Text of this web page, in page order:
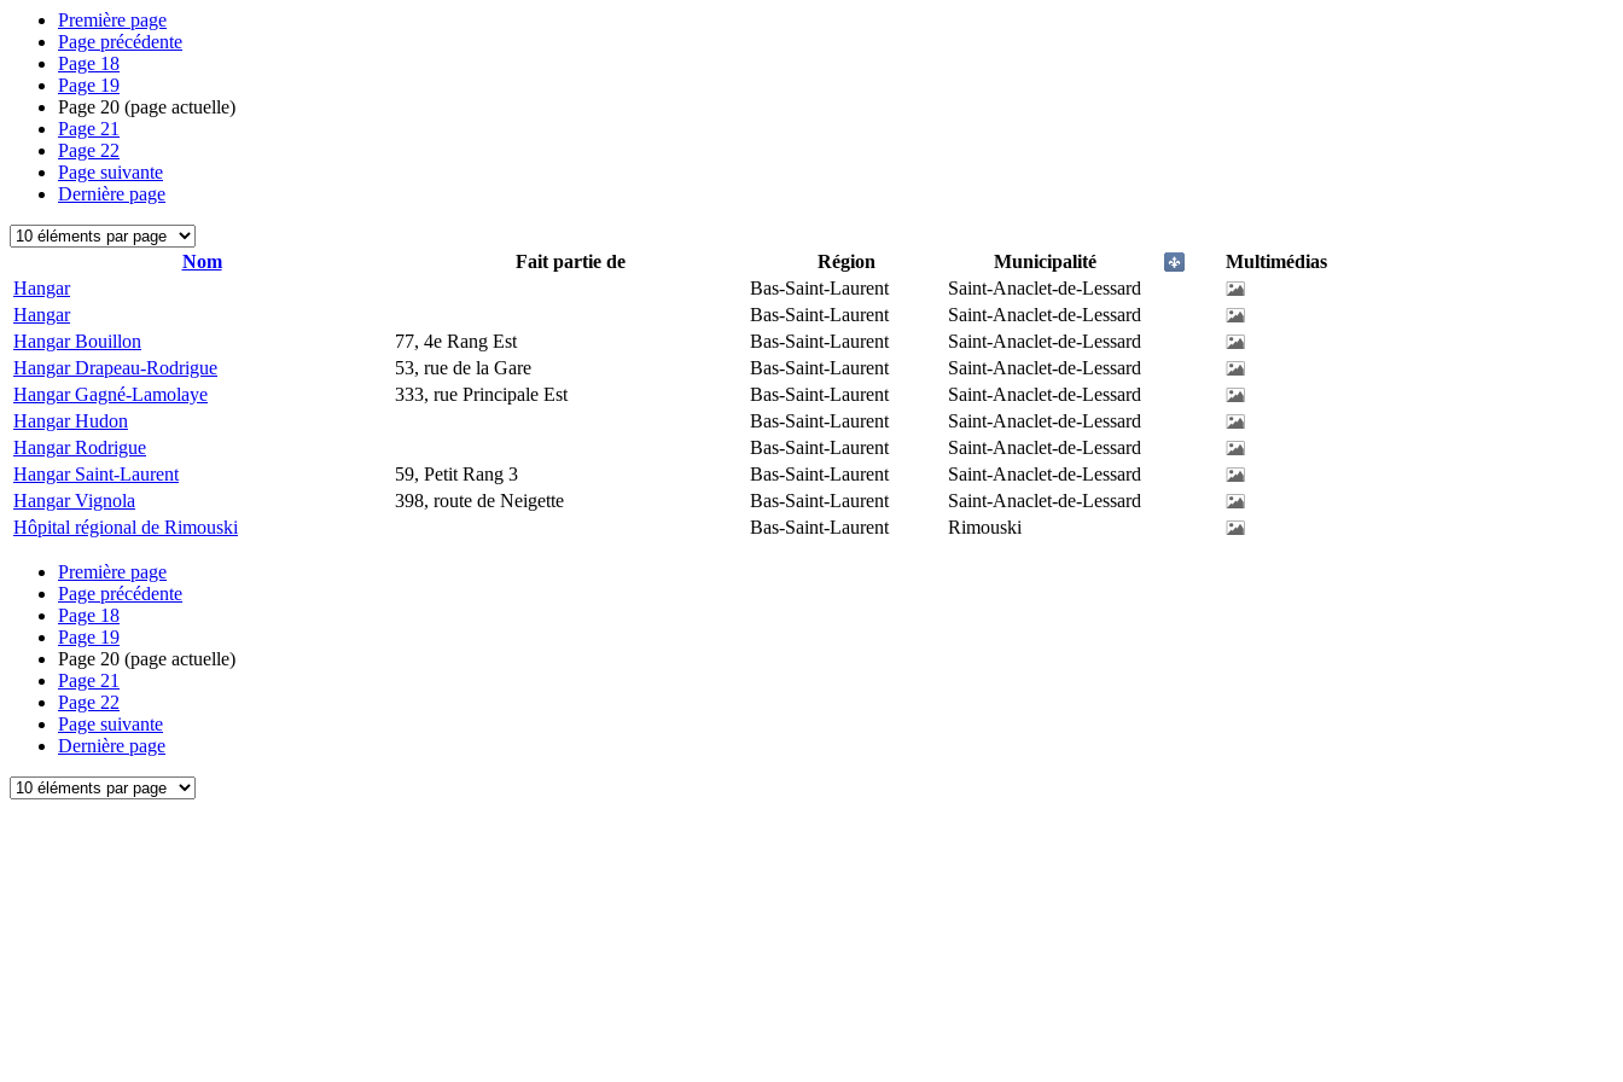
Première page
Page précédente
Page 18
Page 19
Page 20 (page actuelle)
Page 21
Page 22
Page suivante
Dernière page
Nom Fait partie de Région Municipalité
Multimédias
Hangar
Bas-Saint-Laurent
Saint-Anaclet-de-Lessard
Hangar
Bas-Saint-Laurent
Saint-Anaclet-de-Lessard
Hangar Bouillon
77, 4e Rang Est Bas-Saint-Laurent
Saint-Anaclet-de-Lessard
Hangar Drapeau-Rodrigue
53, rue de la Gare Bas-Saint-Laurent
Saint-Anaclet-de-Lessard
Hangar Gagné-Lamolaye
333, rue Principale Est Bas-Saint-Laurent
Saint-Anaclet-de-Lessard
Hangar Hudon
Bas-Saint-Laurent
Saint-Anaclet-de-Lessard
Hangar Rodrigue
Bas-Saint-Laurent
Saint-Anaclet-de-Lessard
Hangar Saint-Laurent
59, Petit Rang 3 Bas-Saint-Laurent
Saint-Anaclet-de-Lessard
Hangar Vignola
398, route de Neigette Bas-Saint-Laurent
Saint-Anaclet-de-Lessard
Hôpital régional de Rimouski
Bas-Saint-Laurent Rimouski
Première page
Page précédente
Page 18
Page 19
Page 20 (page actuelle)
Page 21
Page 22
Page suivante
Dernière page